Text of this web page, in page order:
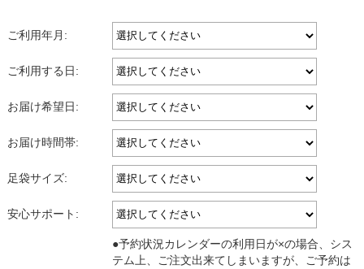
ご利用年月:
ご利用する日:
お届け希望日:
お届け時間帯:
足袋サイズ:
安心サポート:
●予約状況カレンダーの利用日が×の場合、シス
テム上、ご注文出来てしまいますが、ご予約は